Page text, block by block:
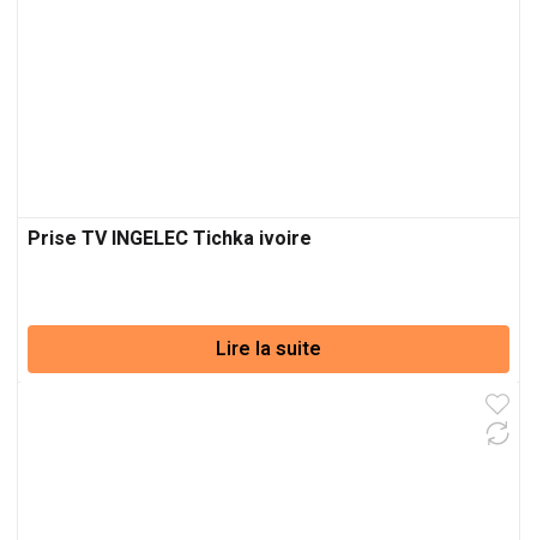
Prise TV INGELEC Tichka ivoire
Lire la suite